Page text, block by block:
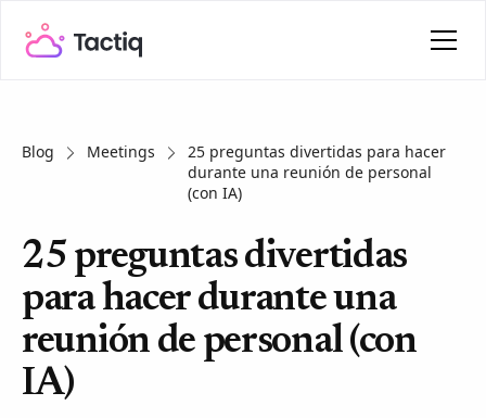
Blog Meetings
25 preguntas divertidas para hacer
durante una reunión de personal
(con IA)
25 preguntas divertidas
para hacer durante una
reunión de personal (con
IA)